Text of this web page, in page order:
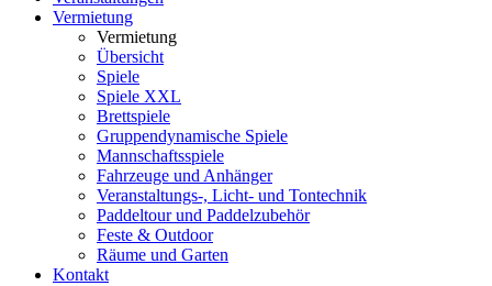
Vermietung
Vermietung
Übersicht
Spiele
Spiele XXL
Brettspiele
Gruppendynamische Spiele
Mannschaftsspiele
Fahrzeuge und Anhänger
Veranstaltungs-, Licht- und Tontechnik
Paddeltour und Paddelzubehör
Feste & Outdoor
Räume und Garten
Kontakt